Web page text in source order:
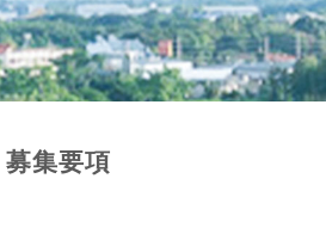
募集要項